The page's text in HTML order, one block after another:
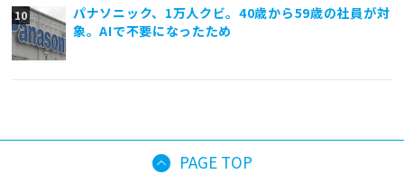
パナソニック、1万人クビ。40歳から59歳の社員が対
象。AIで不要になったため
PAGE TOP